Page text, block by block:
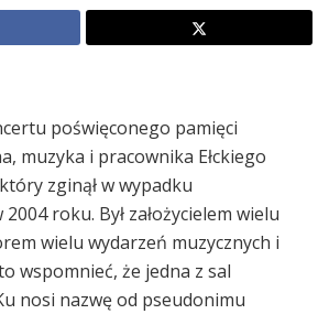
poświęconego pamięci
muzyka i pracownika Ełckiego
zginął w wypadku
roku. Był założycielem wielu
wielu wydarzeń muzycznych i
wspomnieć, że jedna z sal
nosi nazwę od pseudonimu